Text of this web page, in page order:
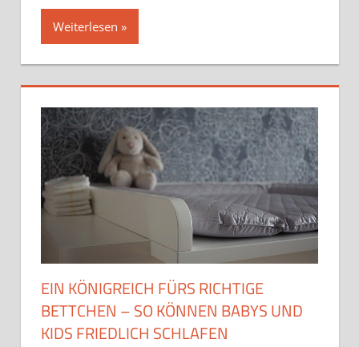
Weiterlesen
EIN KÖNIGREICH FÜRS RICHTIGE
BETTCHEN – SO KÖNNEN BABYS UND
KIDS FRIEDLICH SCHLAFEN